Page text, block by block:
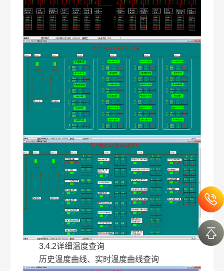
3.4.2详细温度查询
历史温度曲线、实时温度曲线查询